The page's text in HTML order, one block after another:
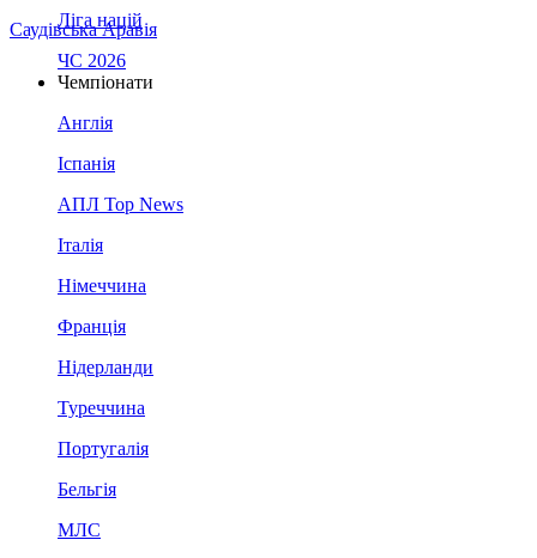
Саудівська Аравія
Ліга націй
ЧС 2026
Чемпіонати
Англія
Іспанія
АПЛ Top News
Італія
Німеччина
Франція
Нідерланди
Туреччина
Португалія
Бельгія
МЛС